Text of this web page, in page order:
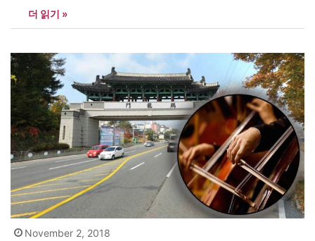
같은 울음이 들린다. 사람이 기르는 짐승은 ‘사람…
더 읽기 »
November 2, 2018